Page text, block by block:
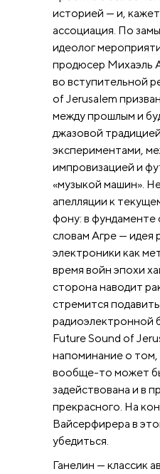
историей — и,
ассоциация. По
идеолог
продюсер Михаэль
во вступительной
of Jerusalem
между прошлым и
джазовой
экспериментами,
импровизацией и
«музыкой машин».
апелляции к
фону: в фундаменте
словам Агре — идея
электроники как
время войн эпохи
сторона наводит
стремится
радиоэлектронной
Future Sound of
напоминание о том,
вообще-то может
задействована и в
прекрасного. На
Вайсерфирера в
убедиться.
Ганелин — классик